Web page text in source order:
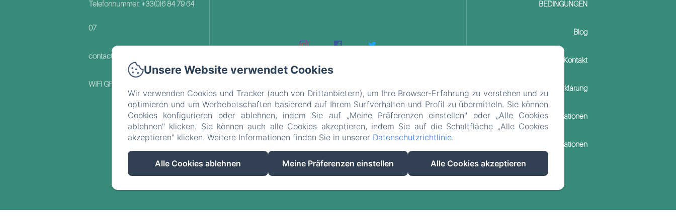
Telefonnummer: +33(0)6 84 79 64
07
contact@domainedemillox.com
WIFI GRATUIT
EN FR ES
Powered mit Amenitiz
BEDINGUNGEN
Blog
Kontakt
Datenschutzerklärung
Rechtliche Informationen
Cookie-Informationen
Unsere Website verwendet Cookies
Wir verwenden Cookies und Tracker (auch von Drittanbietern), um Ihre Browser-Erfahrung zu verstehen und zu
optimieren und um Werbebotschaften basierend auf Ihrem Surfverhalten und Profil zu übermitteln. Sie können
Cookies konfigurieren oder ablehnen, indem Sie auf „Meine Präferenzen einstellen" oder „Alle Cookies
ablehnen" klicken. Sie können auch alle Cookies akzeptieren, indem Sie auf die Schaltfläche „Alle Cookies
akzeptieren" klicken. Weitere Informationen finden Sie in unserer Datenschutzrichtlinie.
Alle Cookies ablehnen Meine Präferenzen einstellen Alle Cookies akzeptieren